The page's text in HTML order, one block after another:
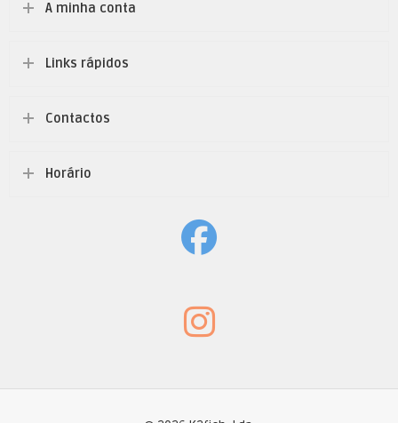
A minha conta
Links rápidos
Contactos
Horário